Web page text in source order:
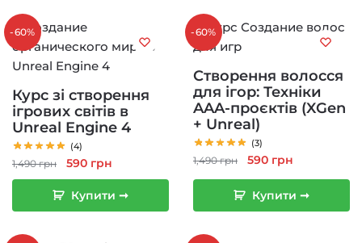
-60%
Курс зі створення
ігрових світів в
Unreal Engine 4
(4)
1,490грн
Оригінальна
ціна:
1,490 грн.
590 грн
ціна:
590 грн.
Купити ➞
-60%
Створення волосся
для ігор: Техніки
AAA-проєктів (XGen
+ Unreal)
(3)
1,490грн
Оригінальна
ціна:
1,490 грн.
590 грн
ціна:
590 грн.
Купити ➞